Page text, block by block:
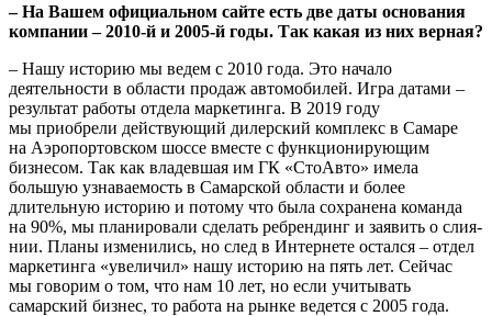
– На Вашем официальном сайте есть две даты основания
ком­пании – 2010-й и 2005-й годы. Так какая из них верная?
– Нашу историю мы ведем с 2010 года. Это начало
деятельности в области продаж автомобилей. Игра датами –
результат работы отдела маркетинга. В 2019 году
мы приобрели действующий дилерский комплекс в Самаре
на Аэропортовском шоссе вместе с функционирующим
бизнесом. Так как владевшая им ГК «СтоАвто» имела
большую узнаваемость в Самарской области и более
длительную историю и потому что была сохранена коман­да
на 90%, мы планировали сделать ребрендинг и заявить о слия­
нии. Планы изменились, но след в Интернете остался – отдел
маркетинга «увеличил» нашу историю на пять лет. Сейчас
мы говорим о том, что нам 10 лет, но если учитывать
самарский биз­нес, то работа на рынке ведется с 2005 года.